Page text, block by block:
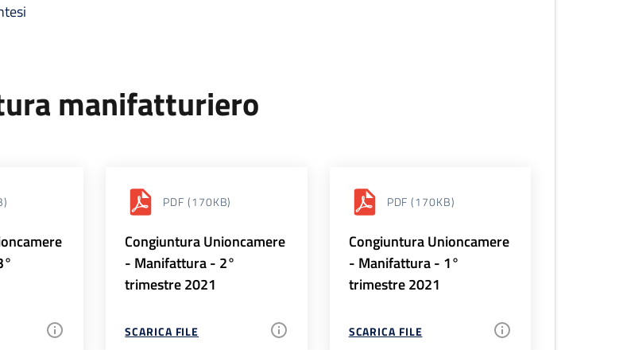
manifatturiero
PDF (170KB)
Congiuntura Unioncamere
- Manifattura - 2°
trimestre 2021
SCARICA FILE
PDF (170KB)
Congiuntura Unioncamere
- Manifattura - 1°
trimestre 2021
SCARICA FILE